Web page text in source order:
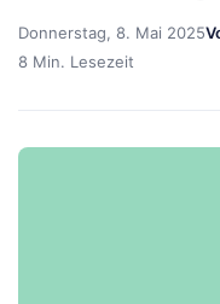
Donnerstag, 8. Mai 2025
8 Min. Lesezeit